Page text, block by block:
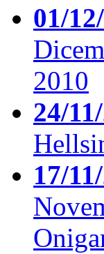
01/
2010
24/
17/